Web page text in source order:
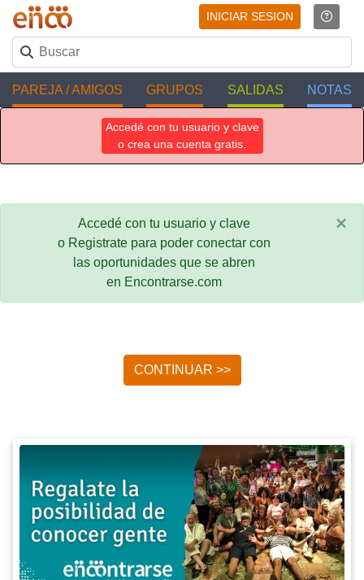
INICIAR SESION
PAREJA / AMIGOS GRUPOS SALIDAS NOTAS
Accedé con tu usuario y clave
o crea una cuenta gratis.
Accedé con tu usuario y clave
o Registrate para poder conectar con
las oportunidades que se abren
en Encontrarse.com
×
CONTINUAR >>